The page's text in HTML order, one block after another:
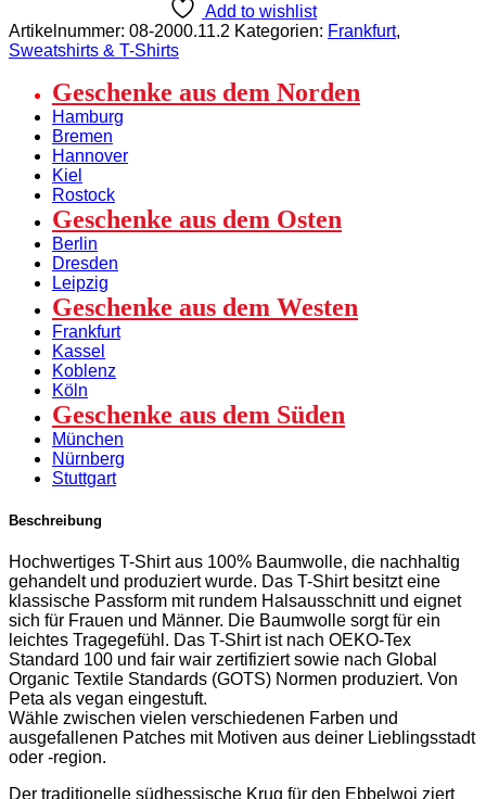
Shirt
mit
gesticktem
„Bembel“
Off-
white
100%
Bio-
Baumwolle
Menge
Add to wishlist
Artikelnummer: 08-2000.11.2 Kategorien: Frankfurt,
Sweatshirts & T-Shirts
Geschenke aus dem Norden
Hamburg
Bremen
Hannover
Kiel
Rostock
Geschenke aus dem Osten
Berlin
Dresden
Leipzig
Geschenke aus dem Westen
Frankfurt
Kassel
Koblenz
Köln
Geschenke aus dem Süden
München
Nürnberg
Stuttgart
Beschreibung
Hochwertiges T-Shirt aus 100% Baumwolle, die nachhaltig
gehandelt und produziert wurde. Das T-Shirt besitzt eine
klassische Passform mit rundem Halsausschnitt und eignet
sich für Frauen und Männer. Die Baumwolle sorgt für ein
leichtes Tragegefühl. Das T-Shirt ist nach OEKO-Tex
Standard 100 und fair wair zertifiziert sowie nach Global
Organic Textile Standards (GOTS) Normen produziert. Von
Peta als vegan eingestuft.
Wähle zwischen vielen verschiedenen Farben und
ausgefallenen Patches mit Motiven aus deiner Lieblingsstadt
oder -region.
Der traditionelle südhessische Krug für den Ebbelwoi ziert